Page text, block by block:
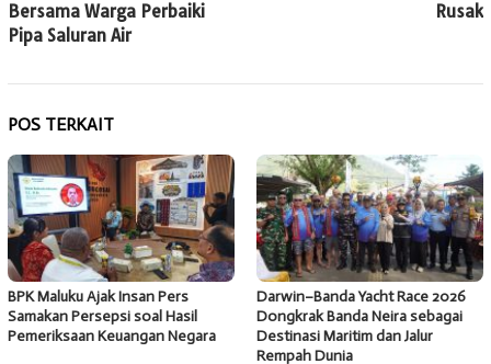
Bersama Warga Perbaiki
Pipa Saluran Air
Rusak
POS TERKAIT
BPK Maluku Ajak Insan Pers
Samakan Persepsi soal Hasil
Pemeriksaan Keuangan Negara
Darwin–Banda Yacht Race 2026
Dongkrak Banda Neira sebagai
Destinasi Maritim dan Jalur
Rempah Dunia